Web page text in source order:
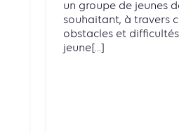
un groupe de jeunes
souhaitant, à travers
obstacles et
jeune[...]